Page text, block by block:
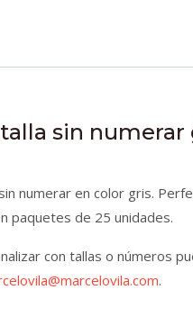
sin numerar
numerar en color gris.
paquetes de 25 unidades.
con tallas o números
.